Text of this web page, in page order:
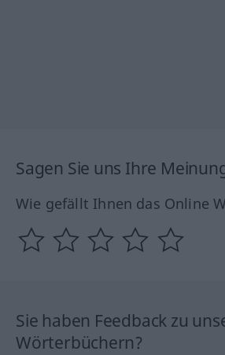
Sagen Sie uns Ihre
Wie gefällt Ihnen das Online
Sie haben Feedback zu
Wörterbüchern?